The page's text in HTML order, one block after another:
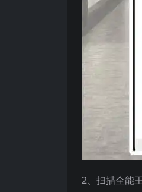
2、扫描全能